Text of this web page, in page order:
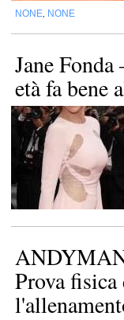
NONE NONE
Jane Fonda
età fa bene
Prova